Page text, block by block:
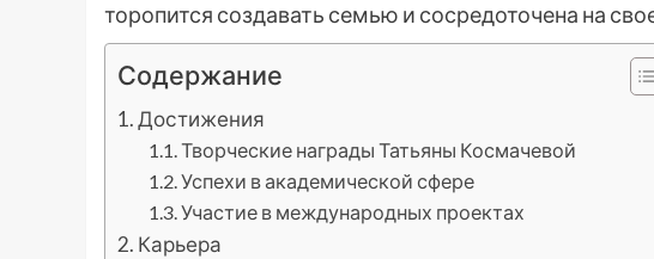
торопится создавать семью и сосредоточена на
Содержание
Достижения
Творческие награды Татьяны Космачевой
Успехи в академической сфере
Участие в международных проектах
Карьера